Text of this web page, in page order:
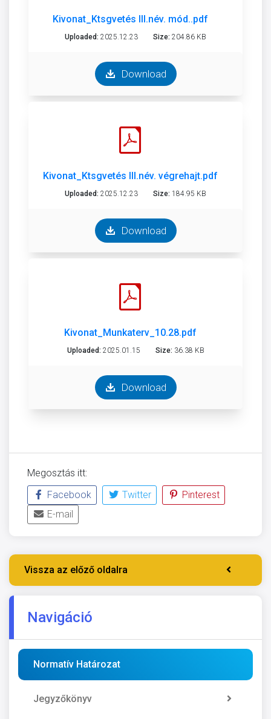
Kivonat_Ktsgvetés III.név. mód..pdf
Uploaded: 2025.12.23 Size: 204.86 KB
Download
Kivonat_Ktsgvetés III.név. végrehajt.pdf
Uploaded: 2025.12.23 Size: 184.95 KB
Download
Kivonat_Munkaterv_10.28.pdf
Uploaded: 2025.01.15 Size: 36.38 KB
Download
Megosztás itt:
Facebook
Twitter
Pinterest
E-mail
Vissza az előző oldalra
Navigáció
Normatív Határozat
Jegyzőkönyv